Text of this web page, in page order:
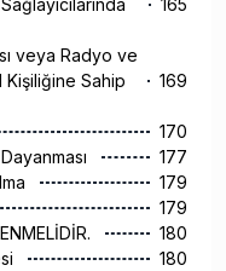
165
veya Radyo ve
Sahip
169
170
177
179
179
180
180